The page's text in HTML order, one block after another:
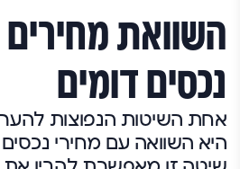
השוואת
נכסים דומים
אחת השיטות הנפוצות
היא השוואה עם מחירי